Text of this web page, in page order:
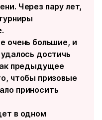
Через пару лет,
очень большие, и
достичь
предыдущее
чтобы призовые
приносить
в одном